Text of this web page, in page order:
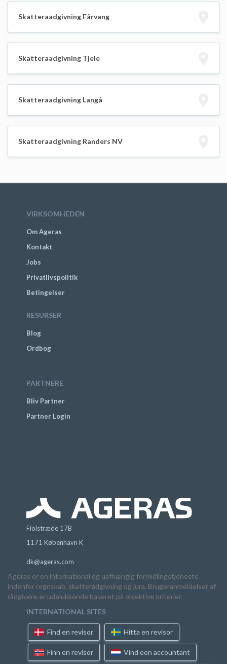
Skatteraadgivning Fårvang
Skatteraadgivning Tjele
Skatteraadgivning Langå
Skatteraadgivning Randers NV
VIRKSOMHEDEN
Om Ageras
Kontakt
Jobs
Privatlivspolitik
Betingelser
RESURSER
Blog
Ordbog
PARTNERE
Bliv Partner
Partner Login
Fiolstræde 17B
1171 København K
dk@ageras.com
Ageras er en international og uafhængig formidlingstjeneste
indenfor regnskab, skatterådgivning og jura. Brugeranmeldelser af
rådgivere er udelukkende baseret på objektive kriterier.
INTERNATIONAL SITES
Find en revisor Hitta en revisor
Finn en revisor Vind een accountant